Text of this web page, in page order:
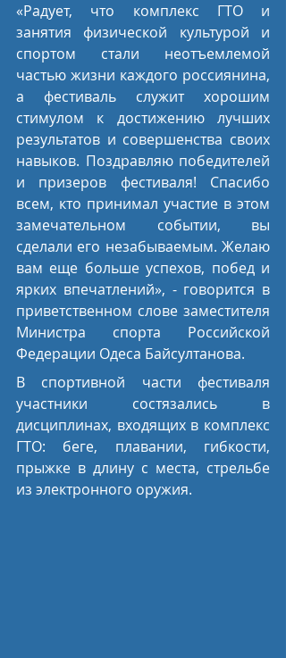
«Радует, что комплекс ГТО и
занятия физической культурой и
спортом стали неотъемлемой
частью жизни каждого россиянина,
а фестиваль служит хорошим
стимулом к достижению лучших
результатов и совершенства своих
навыков. Поздравляю победителей
и призеров фестиваля! Спасибо
всем, кто принимал участие в этом
замечательном событии, вы
сделали его незабываемым. Желаю
вам еще больше успехов, побед и
ярких впечатлений», - говорится в
приветственном слове заместителя
Министра спорта Российской
Федерации Одеса Байсултанова.
В спортивной части фестиваля
участники состязались в
дисциплинах, входящих в комплекс
ГТО: беге, плавании, гибкости,
прыжке в длину с места, стрельбе
из электронного оружия.